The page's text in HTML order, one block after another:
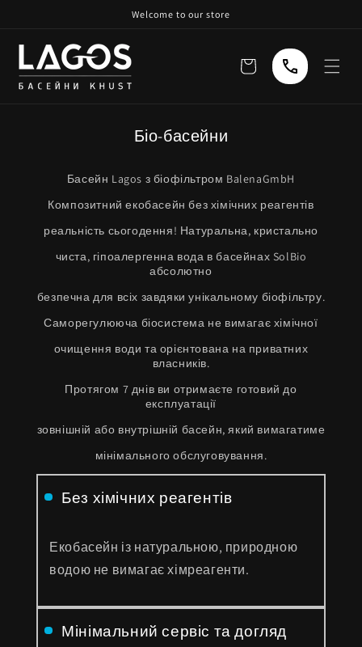
Welcome to our store
Кошик
Біо-басейни
Басейн Lagos з біофільтром BalenaGmbH
Композитний екобасейн без хімічних реагентів
реальність сьогодення! Натуральна, кристально
чиста, гіпоалергенна вода в басейнах SolBio
абсолютно
безпечна для всіх завдяки унікальному біофільтру.
Саморегулююча біосистема не вимагає хімічної
очищення води та орієнтована на приватних
власників.
Протягом 7 днів ви отримаєте готовий до
експлуатації
зовнішній або внутрішній басейн, який вимагатиме
мінімального обслуговування.
Без хімічних реагентів
Екобасейн із натуральною, природною
водою не вимагає хімреагенти.
Мінімальний сервіс та догляд